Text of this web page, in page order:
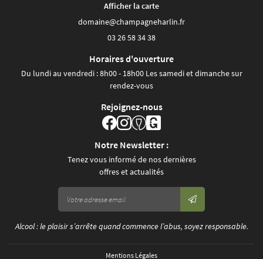
Afficher la carte
03 26 58 34 38
Horaires d'ouverture
Du lundi au vendredi : 8h00 - 18h00 Les samedi et dimanche sur
rendez-vous
Rejoignez-nous
Notre Newsletter :
Tenez vous informé de nos dernières
offres et actualités
Alcool : le plaisir s’arrête quand commence l’abus, soyez responsable.
Mentions Légales